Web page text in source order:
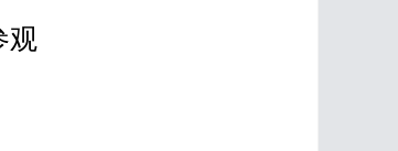
一行到园区参观